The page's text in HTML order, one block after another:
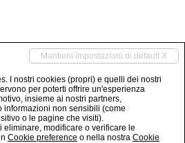
Mantieni impostazioni di default X
I nostri cookies (propri) e quelli dei nostri
per poterti offrire un'esperienza
insieme ai nostri partners,
informazioni non sensibili (come
o le pagine che visiti).
eliminare, modificare o verificare le
Cookie preference o nella nostra Cookie